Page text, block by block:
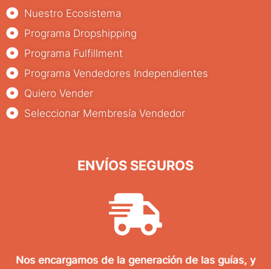
Nuestro Ecosistema
Programa Dropshipping
Programa Fulfillment
Programa Vendedores Independientes
Quiero Vender
Seleccionar Membresía Vendedor
ENVÍOS SEGUROS
Nos encargamos de la generación de las guías, y